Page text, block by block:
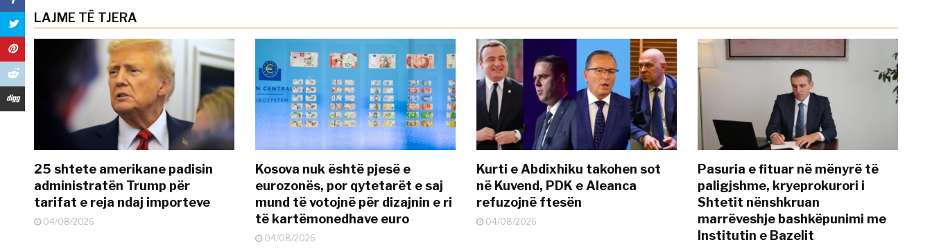
LAJME TË TJERA
25 shtete amerikane padisin
administratën Trump për
tarifat e reja ndaj importeve
04/08/2026
Kosova nuk është pjesë e
eurozonës, por qytetarët e saj
mund të votojnë për dizajnin e ri
të kartëmonedhave euro
04/08/2026
Kurti e Abdixhiku takohen sot
në Kuvend, PDK e Aleanca
refuzojnë ftesën
04/08/2026
Pasuria e fituar në mënyrë të
paligjshme, kryeprokurori i
Shtetit nënshkruan
marrëveshje bashkëpunimi me
Institutin e Bazelit